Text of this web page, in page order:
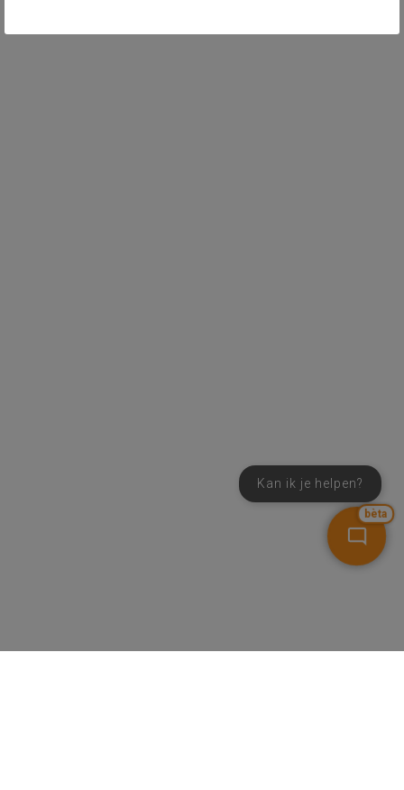
bèta
Kan ik je helpen?